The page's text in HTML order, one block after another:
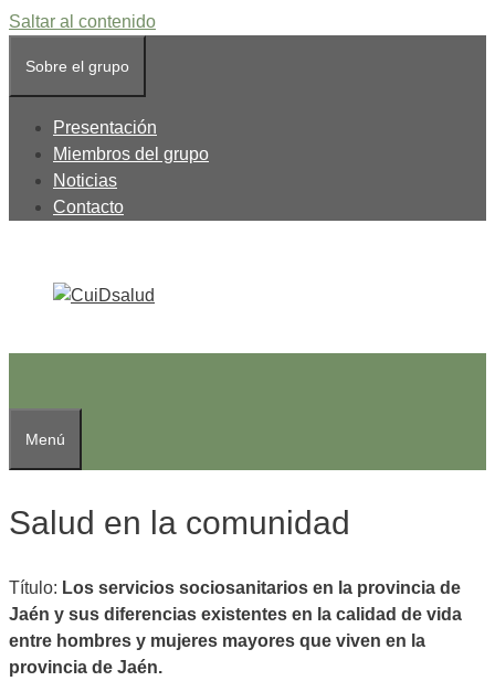
Saltar al contenido
Sobre el grupo
Presentación
Miembros del grupo
Noticias
Contacto
Menú
Salud en la comunidad
Título: Los servicios sociosanitarios en la provincia de
Jaén y sus diferencias existentes en la calidad de vida
entre hombres y mujeres mayores que viven en la
provincia de Jaén.